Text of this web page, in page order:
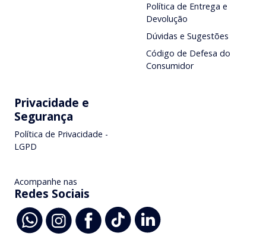
Política de Entrega e
Devolução
Dúvidas e Sugestões
Código de Defesa do
Consumidor
Privacidade e
Segurança
Política de Privacidade -
LGPD
Acompanhe nas
Redes Sociais